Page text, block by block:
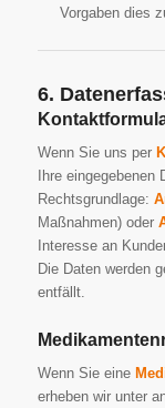
Vorgaben dies
6.
Wenn Sie uns per
Ihre eingegebenen
Rechtsgrundlage:
Maßnahmen) oder
Interesse an
Die Daten werden
entfällt.
Wenn Sie eine
erheben wir unter